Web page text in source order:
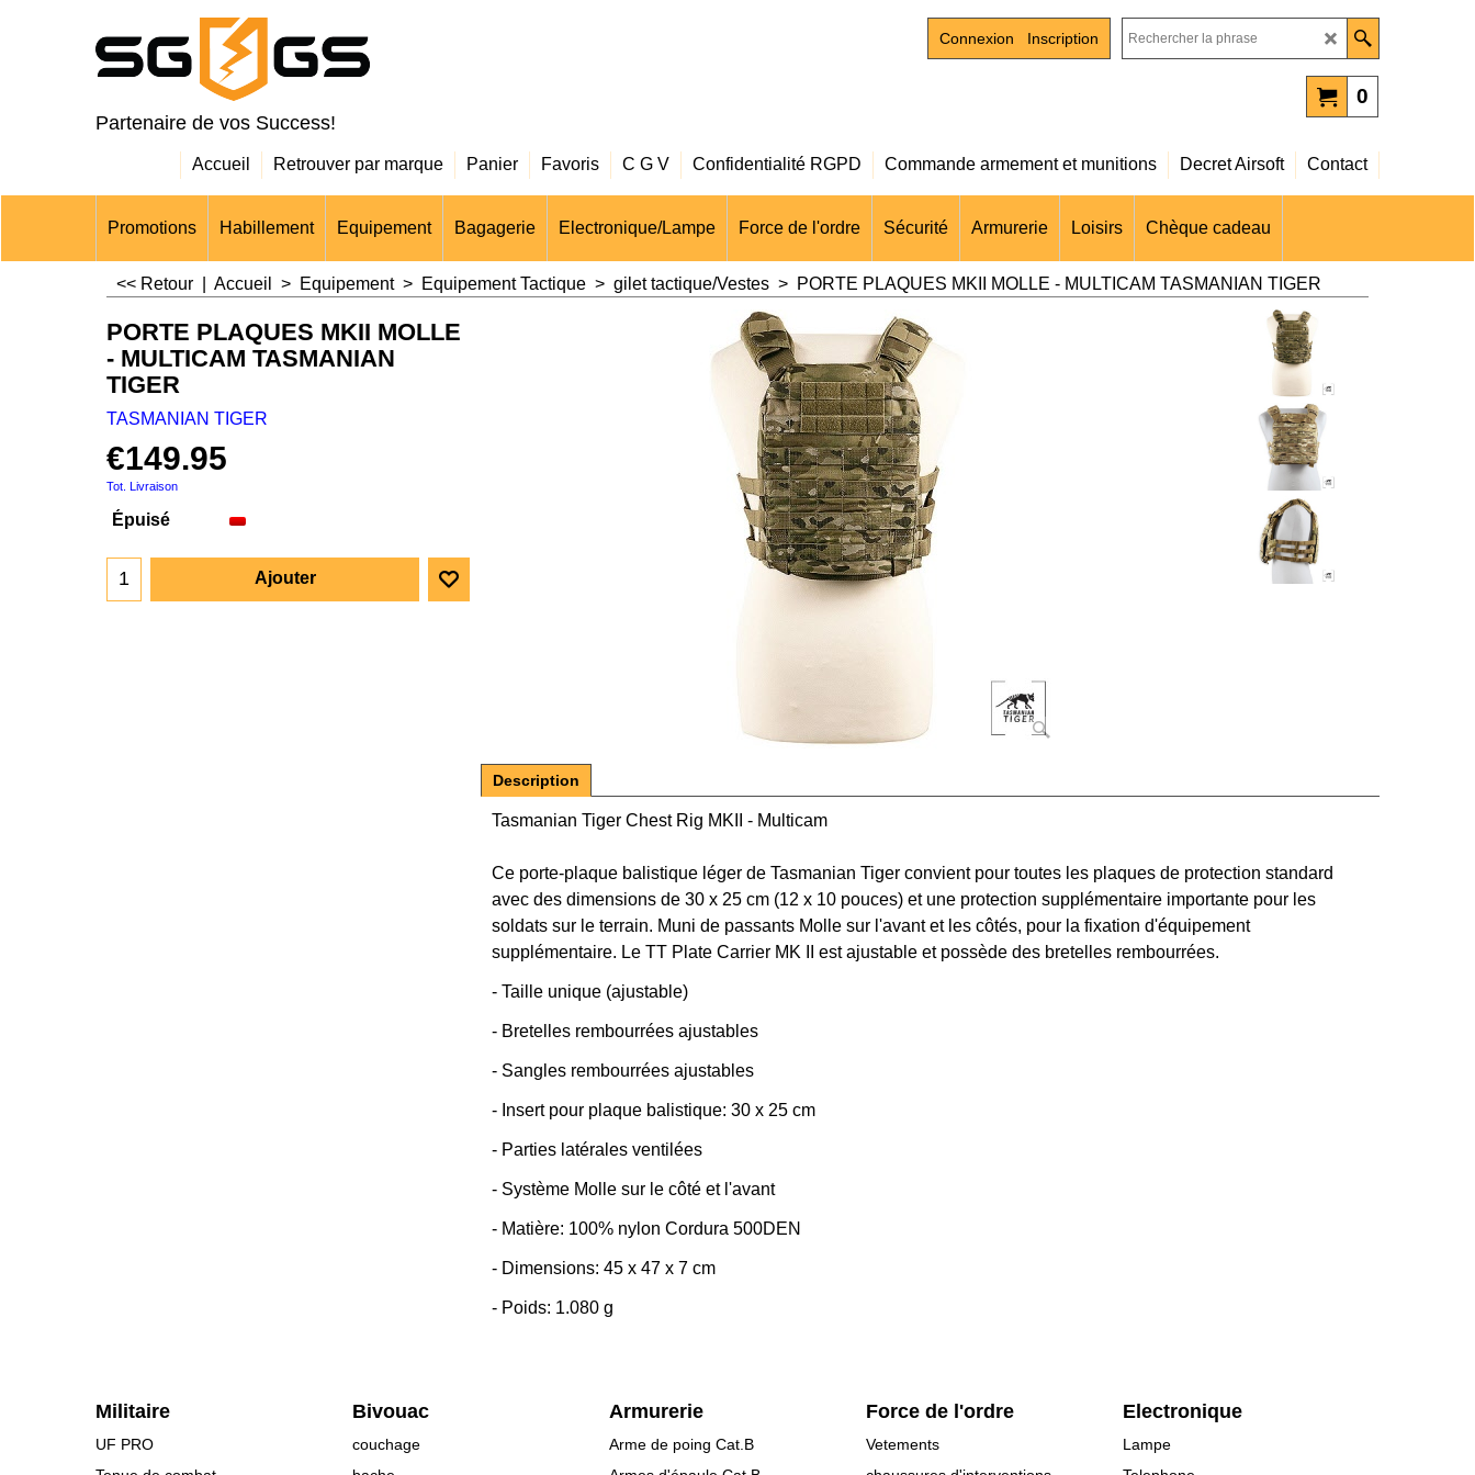
Partenaire de vos Success!
Connexion Inscription
0
Accueil Retrouver par marque Panier Favoris C G V Confidentialité RGPD Commande armement et munitions Decret Airsoft Contact
Promotions Habillement Equipement Bagagerie Electronique/Lampe Force de l'ordre Sécurité Armurerie Loisirs Chèque cadeau
<< Retour Accueil > Equipement> Equipement Tactique > gilet tactique/Vestes > PORTE PLAQUES MKII MOLLE - MULTICAM TASMANIAN TIGER
PORTE PLAQUES MKII MOLLE
- MULTICAM TASMANIAN
TIGER
TASMANIAN TIGER
€149.95
Tot. Livraison
Épuisé
Ajouter
Description
Tasmanian Tiger Chest Rig MKII - Multicam
Ce porte-plaque balistique léger de Tasmanian Tiger convient pour toutes les plaques de protection standard
avec des dimensions de 30 x 25 cm (12 x 10 pouces) et une protection supplémentaire importante pour les
soldats sur le terrain. Muni de passants Molle sur l'avant et les côtés, pour la fixation d'équipement
supplémentaire. Le TT Plate Carrier MK II est ajustable et possède des bretelles rembourrées.
- Taille unique (ajustable)
- Bretelles rembourrées ajustables
- Sangles rembourrées ajustables
- Insert pour plaque balistique: 30 x 25 cm
- Parties latérales ventilées
- Système Molle sur le côté et l'avant
- Matière: 100% nylon Cordura 500DEN
- Dimensions: 45 x 47 x 7 cm
- Poids: 1.080 g
Militaire
UF PRO
Bivouac
couchage
Armurerie
Arme de poing Cat.B
Force de l'ordre
Vetements
Electronique
Lampe